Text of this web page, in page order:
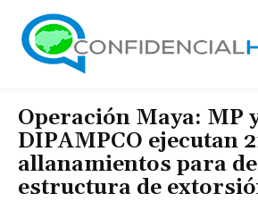
Operación Maya: MP
DIPAMPCO ejecutan
allanamientos para
estructura de